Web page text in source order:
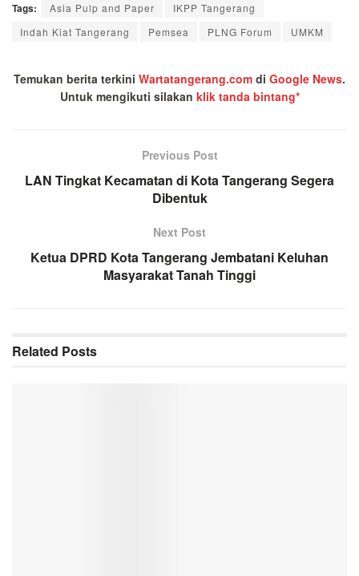
Tags: Asia Pulp and Paper
IKPP Tangerang
Indah Kiat Tangerang
Pemsea PLNG Forum UMKM
Temukan berita terkini Wartatangerang.com di Google News.
Untuk mengikuti silakan klik tanda bintang*
Previous Post
LAN Tingkat Kecamatan di Kota Tangerang Segera
Dibentuk
Next Post
Ketua DPRD Kota Tangerang Jembatani Keluhan
Masyarakat Tanah Tinggi
Related Posts